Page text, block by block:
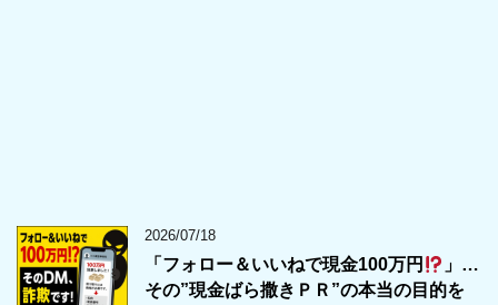
2026/07/18
「フォロー＆いいねで現金100万円
」…
その”現金ばら撒きＰＲ”の本当の目的を